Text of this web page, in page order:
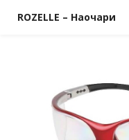
ROZELLE – Наочари